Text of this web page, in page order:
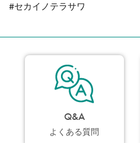
#セカイノテラサワ
Q&A
よくある質問